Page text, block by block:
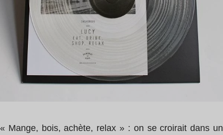
« Mange, bois, achète, relax » : on se croirait dans un